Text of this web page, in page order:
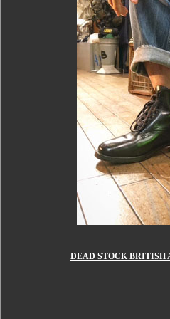
DEAD STOCK BRITISH